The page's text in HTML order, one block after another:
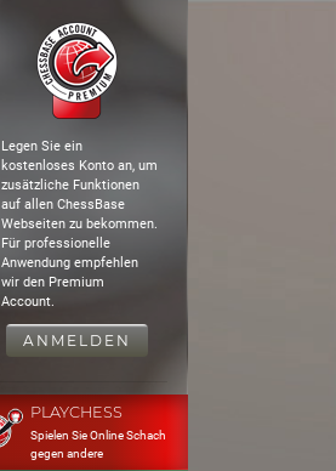
Legen Sie ein
kostenloses Konto an, um
zusätzliche Funktionen
auf allen ChessBase
Webseiten zu bekommen.
Für professionelle
Anwendung empfehlen
wir den Premium
Account.
ANMELDEN
PLAYCHESS
Spielen Sie Online Schach
gegen andere